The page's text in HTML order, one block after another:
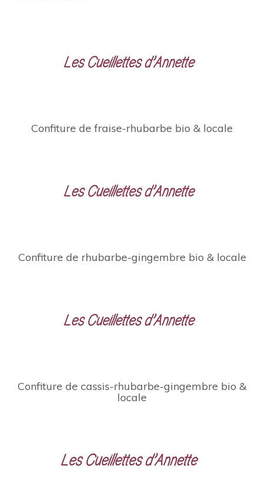
Confiture de fraise-rhubarbe bio & locale
Confiture de rhubarbe-gingembre bio & locale
Confiture de cassis-rhubarbe-gingembre bio &
locale